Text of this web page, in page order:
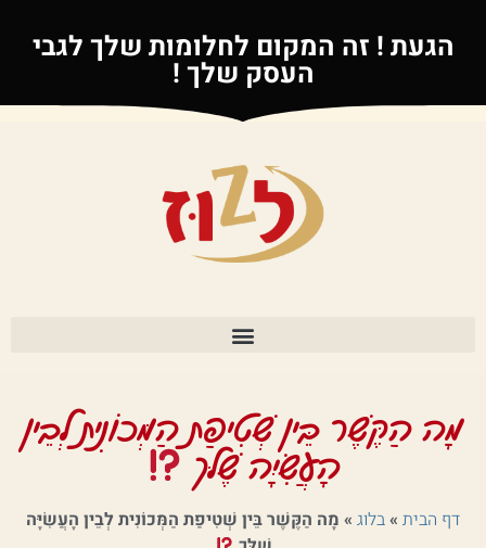
הגעת ! זה המקום לחלומות שלך לגבי
העסק שלך !
מָה הַקֶּשֶׁר בֵּין שְׁטִיפַת הַמְּכוֹנִית לְבֵין
הָעֲשִׂיָּה שֶׁלּך
דף הבית »בלוג » מָה הַקֶּשֶׁר בֵּין שְׁטִיפַת הַמְּכוֹנִית לְבֵין הָעֲשִׂיָּה